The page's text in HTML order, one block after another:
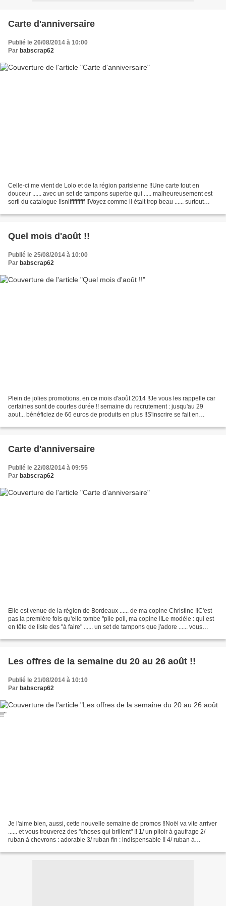
Carte d'anniversaire
Publié le 26/08/2014 à 10:00
Par babscrap62
Celle-ci me vient de Lolo et de la région parisienne !!Une carte tout en
douceur ...... avec un set de tampons superbe qui ..... malheureusement est
sorti du catalogue !!sniffffffffff !!Voyez comme il était trop beau ...... surtout
Quel mois d'août !!
Publié le 25/08/2014 à 10:00
Par babscrap62
Plein de jolies promotions, en ce mois d'août 2014 !!Je vous les rappelle car
certaines sont de courtes durée !! semaine du recrutement : jusqu'au 29
aout... bénéficiez de 66 euros de produits en plus !!S'inscrire se fait en
Carte d'anniversaire
Publié le 22/08/2014 à 09:55
Par babscrap62
Elle est venue de la région de Bordeaux ...... de ma copine Christine !!C'est
pas la première fois qu'elle tombe "pile poil, ma copine !!Le modèle : qui est
en tête de liste des "à faire" ...... un set de tampons que j'adore ...... vous
Les offres de la semaine du 20 au 26 août !!
Publié le 21/08/2014 à 10:10
Par babscrap62
Je l'aime bien, aussi, cette nouvelle semaine de promos !!Noël va vite arriver
...... et vous trouverez des "choses qui brillent" !! 1/ un plioir à gaufrage 2/
ruban à chevrons : adorable 3/ ruban fin : indispensable !! 4/ ruban à